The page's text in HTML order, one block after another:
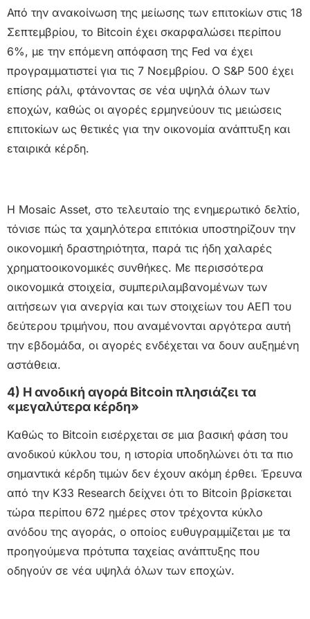
Από την ανακοίνωση της μείωσης των επιτοκίων στις 18
Σεπτεμβρίου, το Bitcoin έχει σκαρφαλώσει περίπου
6%, με την επόμενη απόφαση της Fed να έχει
προγραμματιστεί για τις 7 Νοεμβρίου. Ο S&P 500 έχει
επίσης ράλι, φτάνοντας σε νέα υψηλά όλων των
εποχών, καθώς οι αγορές ερμηνεύουν τις μειώσεις
επιτοκίων ως θετικές για την οικονομία ανάπτυξη και
εταιρικά κέρδη.
Η Mosaic Asset, στο τελευταίο της ενημερωτικό δελτίο,
τόνισε πώς τα χαμηλότερα επιτόκια υποστηρίζουν την
οικονομική δραστηριότητα, παρά τις ήδη χαλαρές
χρηματοοικονομικές συνθήκες. Με περισσότερα
οικονομικά στοιχεία, συμπεριλαμβανομένων των
αιτήσεων για ανεργία και των στοιχείων του ΑΕΠ του
δεύτερου τριμήνου, που αναμένονται αργότερα αυτή
την εβδομάδα, οι αγορές ενδέχεται να δουν αυξημένη
αστάθεια.
4) Η ανοδική αγορά Bitcoin πλησιάζει τα
«μεγαλύτερα κέρδη»
Καθώς το Bitcoin εισέρχεται σε μια βασική φάση του
ανοδικού κύκλου του, η ιστορία υποδηλώνει ότι τα πιο
σημαντικά κέρδη τιμών δεν έχουν ακόμη έρθει. Έρευνα
από την K33 Research δείχνει ότι το Bitcoin βρίσκεται
τώρα περίπου 672 ημέρες στον τρέχοντα κύκλο
ανόδου της αγοράς, ο οποίος ευθυγραμμίζεται με τα
προηγούμενα πρότυπα ταχείας ανάπτυξης που
οδηγούν σε νέα υψηλά όλων των εποχών.